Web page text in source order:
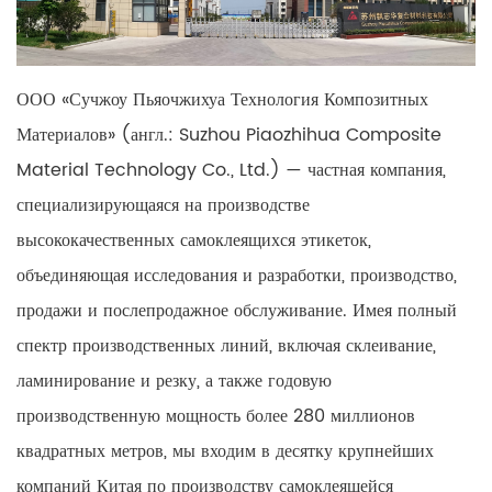
ООО «Сучжоу Пьяочжихуа Технология Композитных
Материалов» (англ.: Suzhou Piaozhihua Composite
Material Technology Co., Ltd.) — частная компания,
специализирующаяся на производстве
высококачественных самоклеящихся этикеток,
объединяющая исследования и разработки, производство,
продажи и послепродажное обслуживание. Имея полный
спектр производственных линий, включая склеивание,
ламинирование и резку, а также годовую
производственную мощность более 280 миллионов
квадратных метров, мы входим в десятку крупнейших